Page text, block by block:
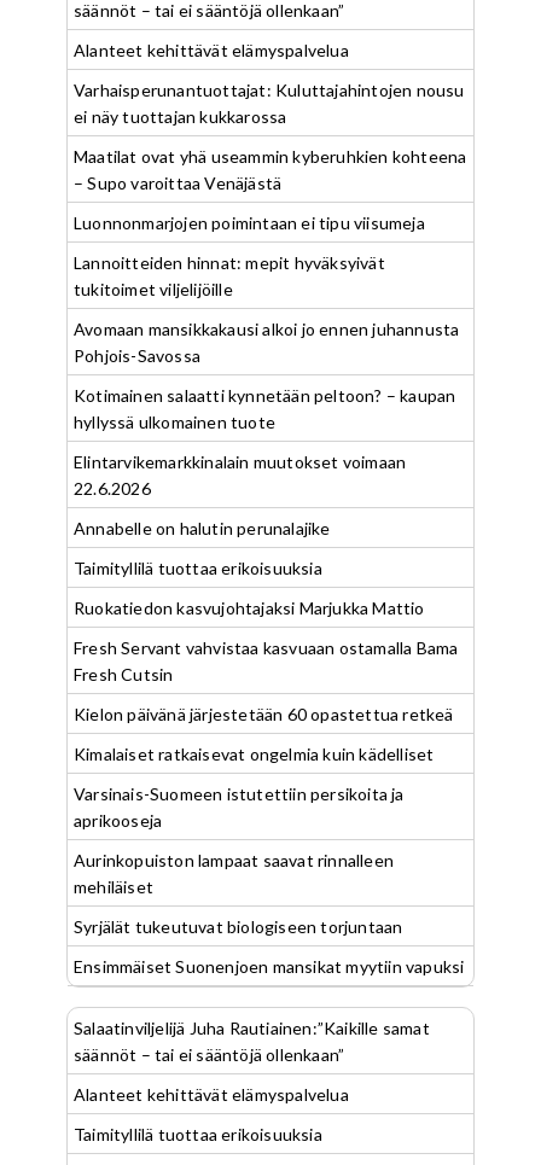
säännöt – tai ei sääntöjä ollenkaan”
Alanteet kehittävät elämyspalvelua
Varhaisperunantuottajat: Kuluttajahintojen nousu
ei näy tuottajan kukkarossa
Maatilat ovat yhä useammin kyberuhkien kohteena
– Supo varoittaa Venäjästä
Luonnonmarjojen poimintaan ei tipu viisumeja
Lannoitteiden hinnat: mepit hyväksyivät
tukitoimet viljelijöille
Avomaan mansikkakausi alkoi jo ennen juhannusta
Pohjois-Savossa
Kotimainen salaatti kynnetään peltoon? – kaupan
hyllyssä ulkomainen tuote
Elintarvikemarkkinalain muutokset voimaan
22.6.2026
Annabelle on halutin perunalajike
Taimityllilä tuottaa erikoisuuksia
Ruokatiedon kasvujohtajaksi Marjukka Mattio
Fresh Servant vahvistaa kasvuaan ostamalla Bama
Fresh Cutsin
Kielon päivänä järjestetään 60 opastettua retkeä
Kimalaiset ratkaisevat ongelmia kuin kädelliset
Varsinais-Suomeen istutettiin persikoita ja
aprikooseja
Aurinkopuiston lampaat saavat rinnalleen
mehiläiset
Syrjälät tukeutuvat biologiseen torjuntaan
Ensimmäiset Suonenjoen mansikat myytiin vapuksi
Salaatinviljelijä Juha Rautiainen:”Kaikille samat
säännöt – tai ei sääntöjä ollenkaan”
Alanteet kehittävät elämyspalvelua
Taimityllilä tuottaa erikoisuuksia